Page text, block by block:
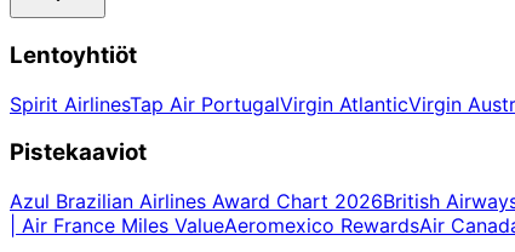
Lentoyhtiöt
Spirit AirlinesTap Air PortugalVirgin AtlanticVirgin
Pistekaaviot
Azul Brazilian Airlines Award Chart 2026British
| Air France Miles ValueAeromexico RewardsAir